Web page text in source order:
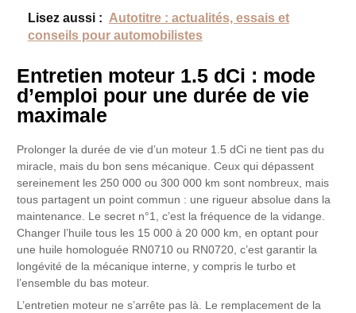
Lisez aussi : Autotitre : actualités, essais et
conseils pour automobilistes
Entretien moteur 1.5 dCi : mode
d’emploi pour une durée de vie
maximale
Prolonger la durée de vie d’un moteur 1.5 dCi ne tient pas du
miracle, mais du bon sens mécanique. Ceux qui dépassent
sereinement les 250 000 ou 300 000 km sont nombreux, mais
tous partagent un point commun : une rigueur absolue dans la
maintenance. Le secret n°1, c’est la fréquence de la vidange.
Changer l’huile tous les 15 000 à 20 000 km, en optant pour
une huile homologuée RN0710 ou RN0720, c’est garantir la
longévité de la mécanique interne, y compris le turbo et
l’ensemble du bas moteur.
L’entretien moteur ne s’arrête pas là. Le remplacement de la